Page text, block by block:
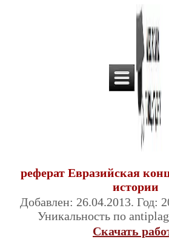
реферат Евразийская
истории
Добавлен: 26.04.2013. Год:
Уникальность по
Скачать